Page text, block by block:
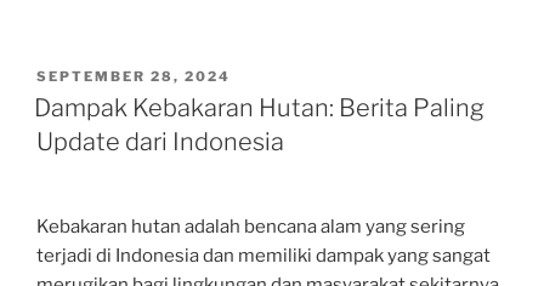
POSTED
ON
SEPTEMBER 28, 2024
Dampak Kebakaran Hutan: Berita Paling
Update dari Indonesia
Kebakaran hutan adalah bencana alam yang sering
terjadi di Indonesia dan memiliki dampak yang sangat